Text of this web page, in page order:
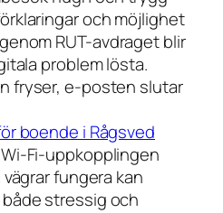
och möjlighet
RUT-avdraget blir
problem lösta.
fryser, e-posten slutar
boende i Rågsved
Fi-uppkopplingen
fungera kan
stressig och